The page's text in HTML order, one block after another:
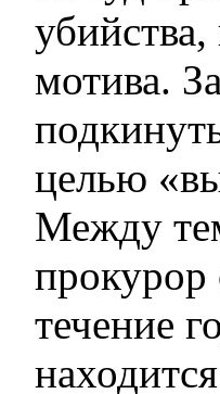
мотива.
целью
Между
прокурор
течение